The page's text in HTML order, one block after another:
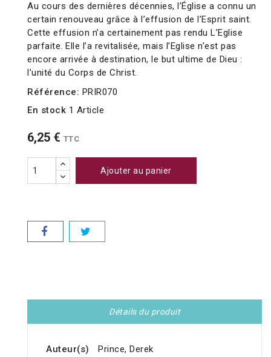
Au cours des dernières décennies, l’Église a connu un
certain renouveau grâce à l’effusion de l’Esprit saint.
Cette effusion n’a certainement pas rendu L’Eglise
parfaite. Elle l’a revitalisée, mais l’Eglise n’est pas
encore arrivée à destination, le but ultime de Dieu :
l’unité du Corps de Christ.
Référence: PRIR070
En stock 1 Article
6,25 € TTC
Ajouter au panier
Détails du produit
Auteur(s)
Prince, Derek